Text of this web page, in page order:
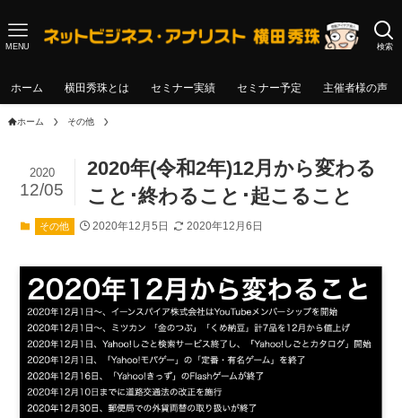
検索
MENU
ホーム 横田秀珠とは セミナー実績 セミナー予定 主催者様の声
ホーム その他
2020年(令和2年)12月から変わる
こと･終わること･起こること
2020
12/05
その他 2020年12月5日 2020年12月6日